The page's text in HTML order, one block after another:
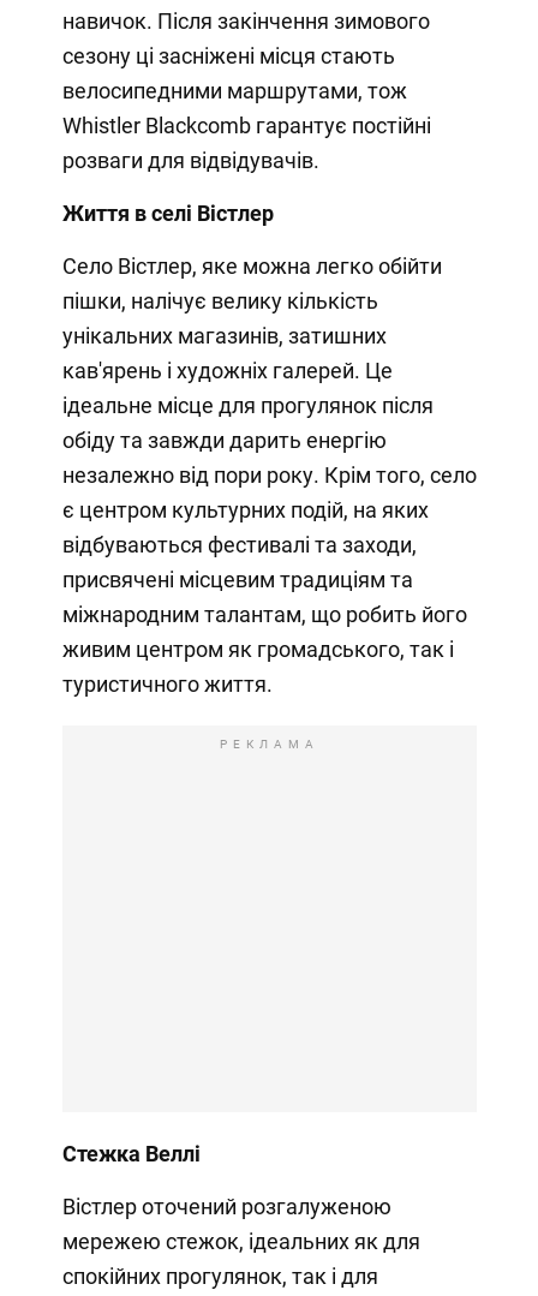
навичок. Після закінчення зимового
сезону ці засніжені місця стають
велосипедними маршрутами, тож
Whistler Blackcomb гарантує постійні
розваги для відвідувачів.
Життя в селі Вістлер
Село Вістлер, яке можна легко обійти
пішки, налічує велику кількість
унікальних магазинів, затишних
кав'ярень і художніх галерей. Це
ідеальне місце для прогулянок після
обіду та завжди дарить енергію
незалежно від пори року. Крім того, село
є центром культурних подій, на яких
відбуваються фестивалі та заходи,
присвячені місцевим традиціям та
міжнародним талантам, що робить його
живим центром як громадського, так і
туристичного життя.
РЕКЛАМА
Стежка Веллі
Вістлер оточений розгалуженою
мережею стежок, ідеальних як для
спокійних прогулянок, так і для